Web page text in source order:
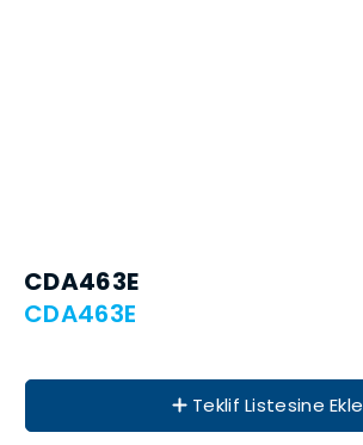
CDA463E
CDA463E
Teklif Listesine Ekle